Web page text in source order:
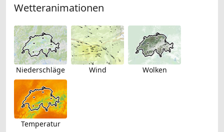
Wetteranimationen
Niederschläge Wind Wolken
Temperatur